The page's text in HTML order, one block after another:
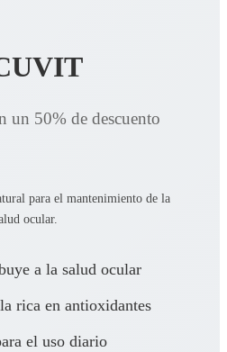
un 50% de descuento
para el mantenimiento de la
ocular.
a la salud ocular
rica en antioxidantes
el uso diario